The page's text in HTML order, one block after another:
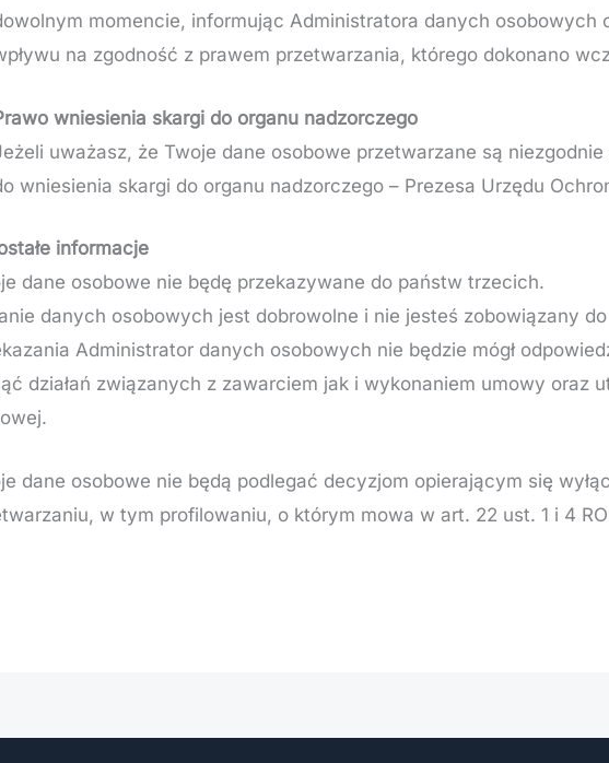
momencie, informując Administratora danych
na zgodność z prawem przetwarzania, którego dokonano
wniesienia skargi do organu nadzorczego
uważasz, że Twoje dane osobowe przetwarzane są
wniesienia skargi do organu nadzorczego – Prezesa Urzędu
informacje
dane osobowe nie będę przekazywane do państw trzecich.
danych osobowych jest dobrowolne i nie jesteś zobowiązany
Administrator danych osobowych nie będzie mógł
działań związanych z zawarciem jak i wykonaniem umowy oraz
dane osobowe nie będą podlegać decyzjom opierającym się
w tym profilowaniu, o którym mowa w art. 22 ust. 1 i 4